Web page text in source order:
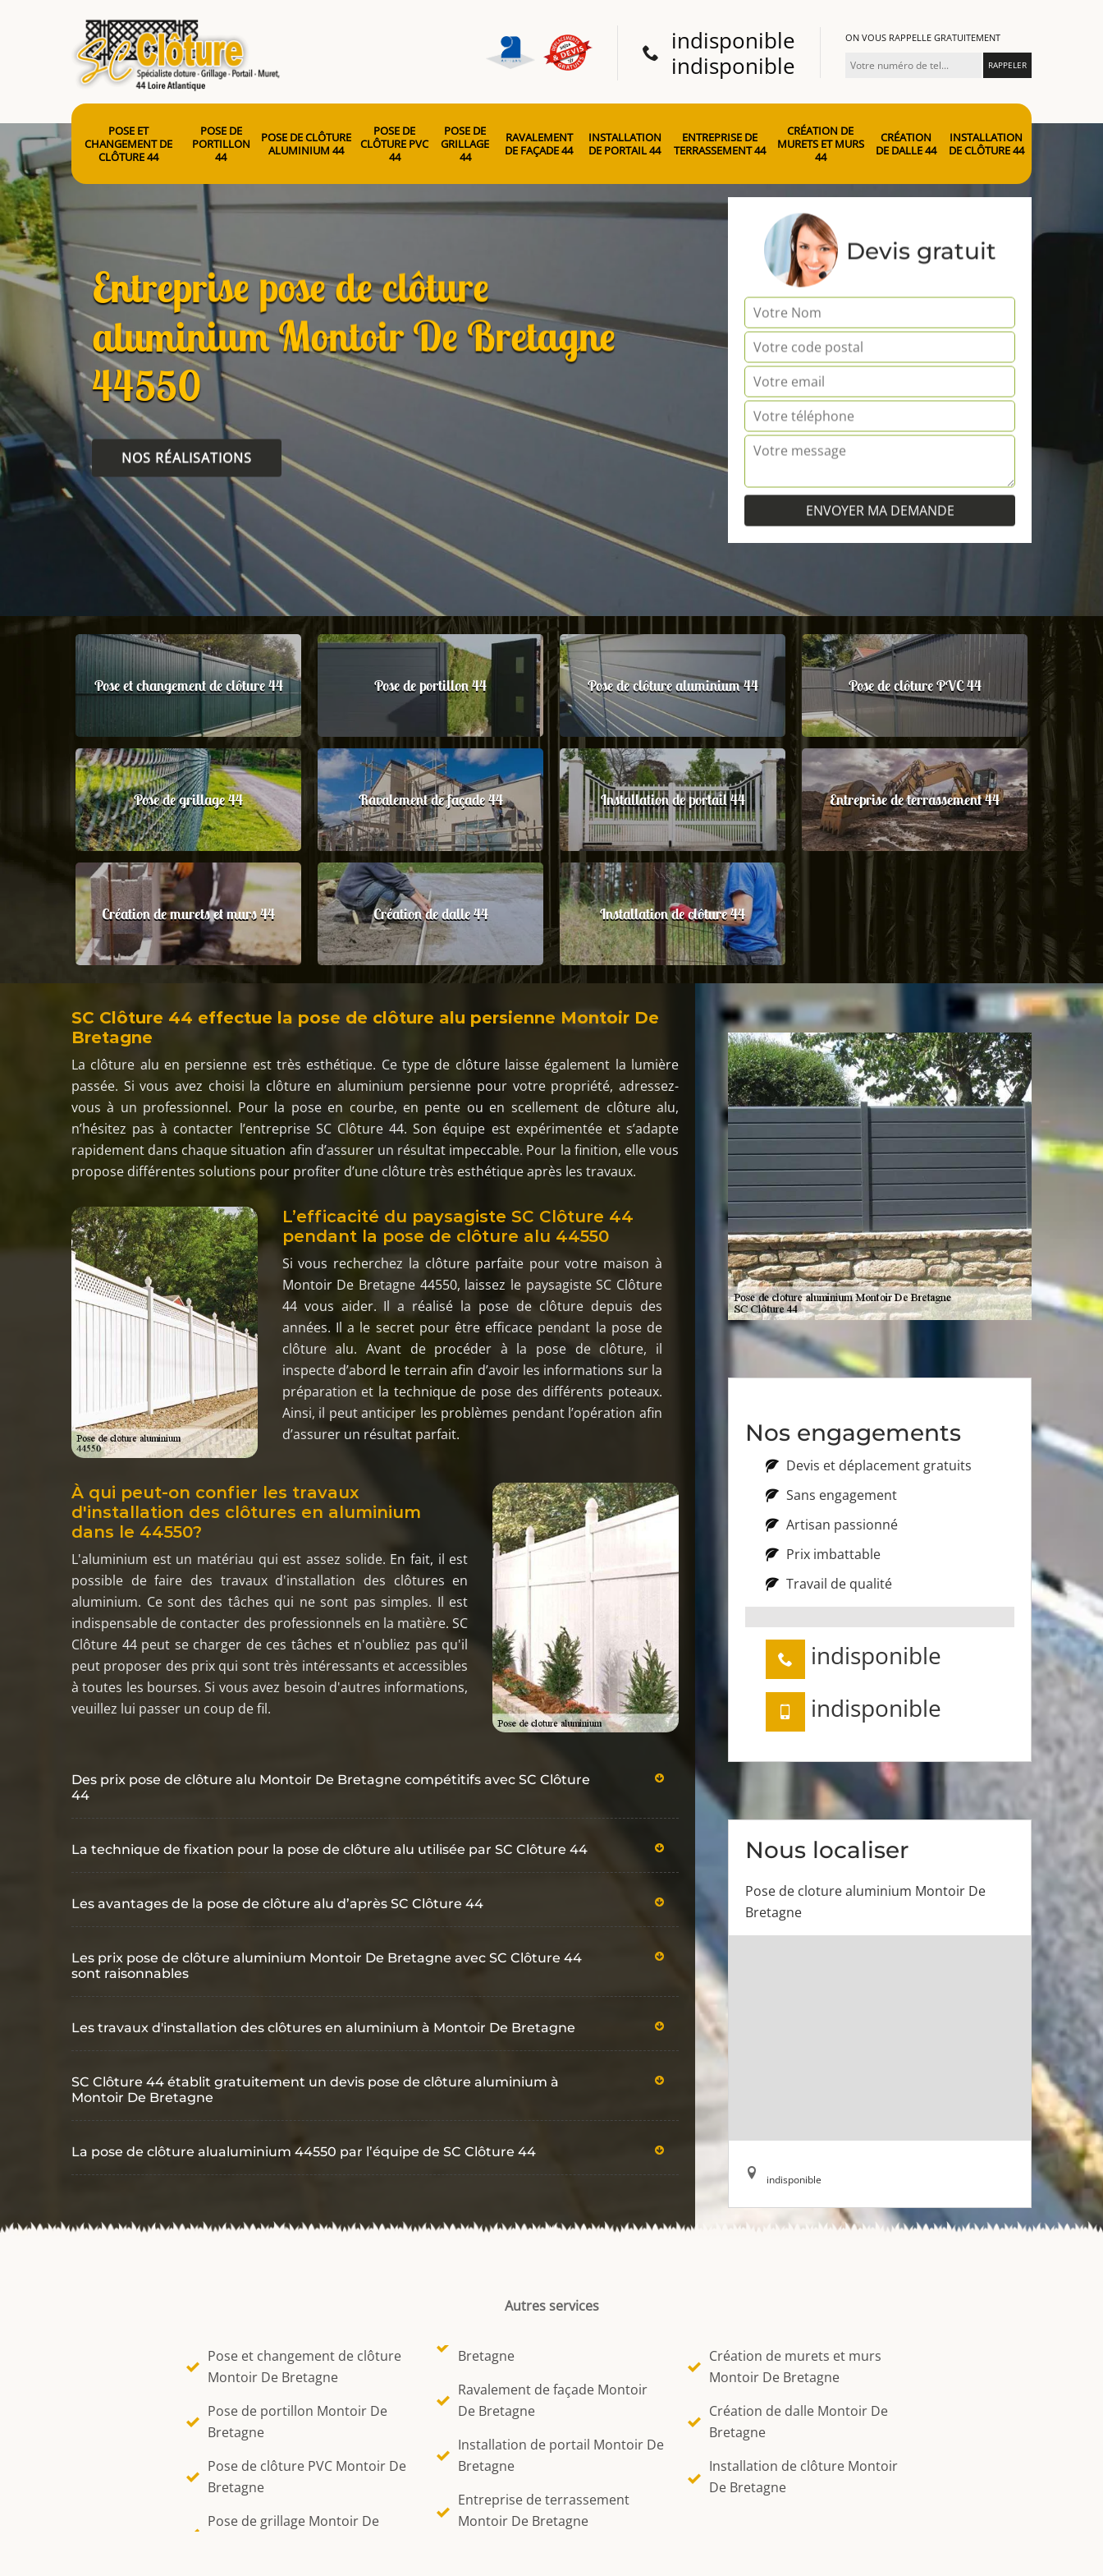
indisponible
indisponible
ON VOUS RAPPELLE GRATUITEMENT
POSE ET
CHANGEMENT DE
CLÔTURE 44
POSE DE
PORTILLON
44
POSE DE CLÔTURE
ALUMINIUM 44
POSE DE
CLÔTURE PVC
44
POSE DE
GRILLAGE
44
RAVALEMENT
DE FAÇADE 44
INSTALLATION
DE PORTAIL 44
ENTREPRISE DE
TERRASSEMENT 44
CRÉATION DE
MURETS ET MURS
44
CRÉATION
DE DALLE 44
INSTALLATION
DE CLÔTURE 44
Entreprise pose de clôture
aluminium Montoir De Bretagne
44550
NOS RÉALISATIONS
Devis gratuit
Pose et changement de clôture 44 Pose de portillon 44 Pose de clôture aluminium 44 Pose de clôture PVC 44
Pose de grillage 44 Ravalement de façade 44 Installation de portail 44 Entreprise de terrassement 44
Création de murets et murs 44 Création de dalle 44 Installation de clôture 44
SC Clôture 44 effectue la pose de clôture alu persienne Montoir De
Bretagne
La clôture alu en persienne est très esthétique. Ce type de clôture laisse également la lumière
passée. Si vous avez choisi la clôture en aluminium persienne pour votre propriété, adressez-
vous à un professionnel. Pour la pose en courbe, en pente ou en scellement de clôture alu,
n’hésitez pas à contacter l’entreprise SC Clôture 44. Son équipe est expérimentée et s’adapte
rapidement dans chaque situation afin d’assurer un résultat impeccable. Pour la finition, elle vous
propose différentes solutions pour profiter d’une clôture très esthétique après les travaux.
L’efficacité du paysagiste SC Clôture 44
pendant la pose de clôture alu 44550
Si vous recherchez la clôture parfaite pour votre maison à
Montoir De Bretagne 44550, laissez le paysagiste SC Clôture
44 vous aider. Il a réalisé la pose de clôture depuis des
années. Il a le secret pour être efficace pendant la pose de
clôture alu. Avant de procéder à la pose de clôture, il
inspecte d’abord le terrain afin d’avoir les informations sur la
préparation et la technique de pose des différents poteaux.
Ainsi, il peut anticiper les problèmes pendant l’opération afin
d’assurer un résultat parfait.
À qui peut-on confier les travaux
d'installation des clôtures en aluminium
dans le 44550?
L'aluminium est un matériau qui est assez solide. En fait, il est
possible de faire des travaux d'installation des clôtures en
aluminium. Ce sont des tâches qui ne sont pas simples. Il est
indispensable de contacter des professionnels en la matière. SC
Clôture 44 peut se charger de ces tâches et n'oubliez pas qu'il
peut proposer des prix qui sont très intéressants et accessibles
à toutes les bourses. Si vous avez besoin d'autres informations,
veuillez lui passer un coup de fil.
Des prix pose de clôture alu Montoir De Bretagne compétitifs avec SC Clôture
44
La technique de fixation pour la pose de clôture alu utilisée par SC Clôture 44
Les avantages de la pose de clôture alu d’après SC Clôture 44
Les prix pose de clôture aluminium Montoir De Bretagne avec SC Clôture 44
sont raisonnables
Les travaux d'installation des clôtures en aluminium à Montoir De Bretagne
SC Clôture 44 établit gratuitement un devis pose de clôture aluminium à
Montoir De Bretagne
La pose de clôture alualuminium 44550 par l’équipe de SC Clôture 44
Nos engagements
Devis et déplacement gratuits
Sans engagement
Artisan passionné
Prix imbattable
Travail de qualité
indisponible
indisponible
Nous localiser
Pose de cloture aluminium Montoir De
Bretagne
indisponible
Autres services
Pose et changement de clôture
Montoir De Bretagne
Pose de portillon Montoir De
Bretagne
Pose de clôture PVC Montoir De
Bretagne
Pose de grillage Montoir De
Bretagne
Ravalement de façade Montoir
De Bretagne
Installation de portail Montoir De
Bretagne
Entreprise de terrassement
Montoir De Bretagne
Création de murets et murs
Montoir De Bretagne
Création de dalle Montoir De
Bretagne
Installation de clôture Montoir
De Bretagne